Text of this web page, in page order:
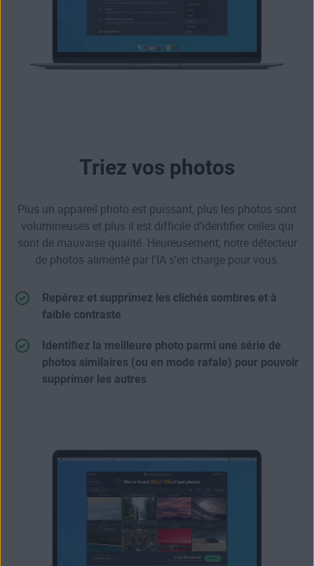
Triez vos photos
Plus un appareil photo est puissant, plus les photos sont
volumineuses et plus il est difficile d’identifier celles qui
sont de mauvaise qualité. Heureusement, notre détecteur
de photos alimenté par l’IA s’en charge pour vous.
Repérez et supprimez les clichés sombres et à
faible contraste
Identifiez la meilleure photo parmi une série de
photos similaires (ou en mode rafale) pour pouvoir
supprimer les autres